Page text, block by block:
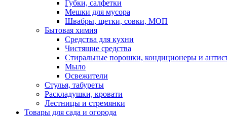
Губки, салфетки
Мешки для мусора
Швабры, щетки, совки, МОП
Бытовая химия
Средства для кухни
Чистящие средства
Стиральные порошки, кондиционеры и
Мыло
Освежители
Стулья, табуреты
Раскладушки, кровати
Лестницы и стремянки
Товары для сада и огорода